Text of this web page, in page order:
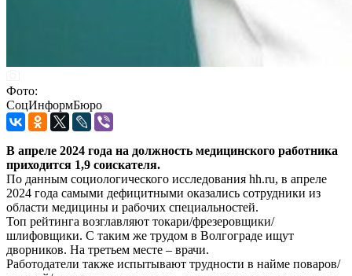
Фото:
СоцИнформБюро
В апреле 2024 года на должность медицинского работника
приходится 1,9 соискателя.
По данным социологического исследования hh.ru, в апреле
2024 года самыми дефицитными оказались сотрудники из
области медицины и рабочих специальностей.
Топ рейтинга возглавляют токари/фрезеровщики/
шлифовщики. С таким же трудом в Волгограде ищут
дворников. На третьем месте – врачи.
Работодатели также испытывают трудности в найме поваров/